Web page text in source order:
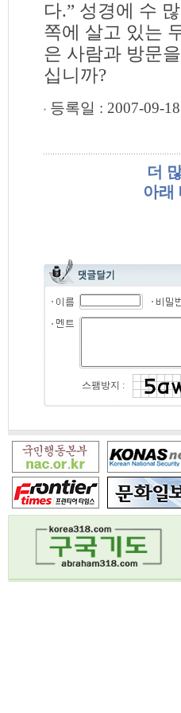
다.” 성경에 수
쪽에 살고 있는
은 사람과 방문
십니까?
등록일 : 2007-09-
더
아래
스팸방지 :